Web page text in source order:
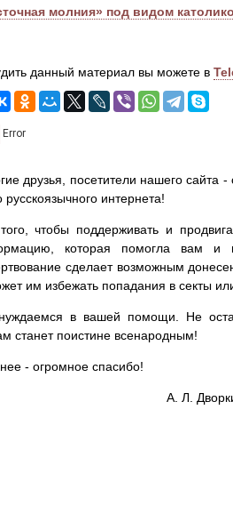
молния» под видом
данный материал вы можете в
друзья, посетители нашего сайта
русскоязычного интернета!
чтобы поддерживать и
которая помогла вам и
сделает возможным
им избежать попадания в секты
в вашей помощи. Не
станет поистине всенародным!
- огромное спасибо!
А. Л.